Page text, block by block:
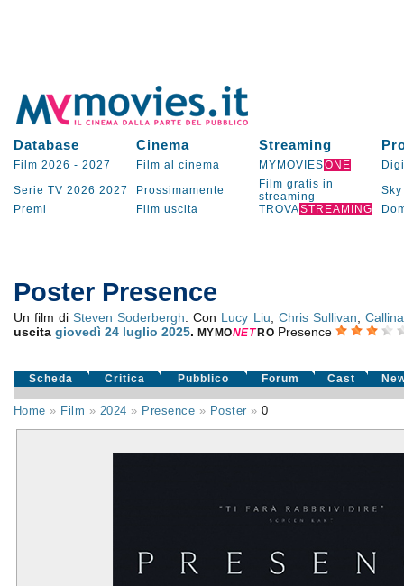
Database Cinema Streaming
Film 2026 - 2027 Film al cinema MYMOVIESONE
Serie TV 2026 2027 Prossimamente
Film gratis in
streaming
Sky
Premi
Film uscita TROVASTREAMING
Poster Presence
Un film diSteven Soderbergh . Con Lucy Liu Chris Sullivan
uscita giovedì 24 luglio 2025. MYMONET RO Presence
Scheda Critica Pubblico Forum Cast
Home » Film » 2024 » Presence » Poster »0